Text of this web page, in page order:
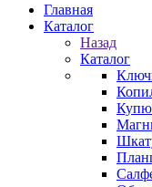
Главная
Каталог
Назад
Каталог